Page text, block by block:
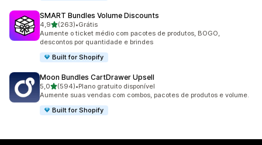
SMART Bundles Volume Discounts
4,9de 5 estrelas
(263)
263 avaliações ao todo
•Grátis
Aumente o ticket médio com pacotes de produtos, BOGO,
descontos por quantidade e brindes
Built for Shopify
Moon Bundles CartDrawer Upsell
5,0de 5 estrelas
(594)
594 avaliações ao todo
•Plano gratuito disponível
Aumente suas vendas com combos, pacotes de produtos e volume.
Built for Shopify